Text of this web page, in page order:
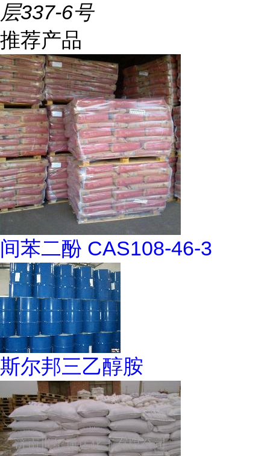
层337-6号
推荐产品
间苯二酚 CAS108-46-3
斯尔邦三乙醇胺